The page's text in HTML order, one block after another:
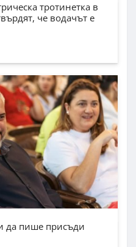
тротинетка в
че водачът е
да пише присъди